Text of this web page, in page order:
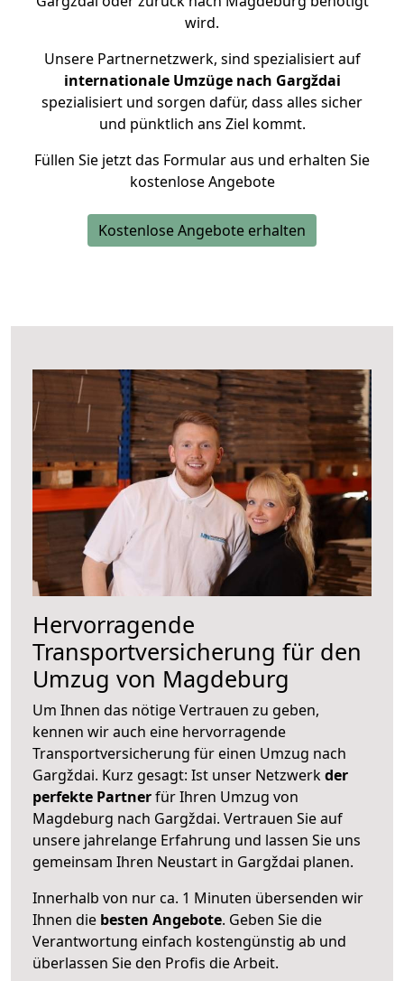
wird.
Unsere Partnernetzwerk, sind spezialisiert auf
internationale Umzüge nach Gargždai
spezialisiert und sorgen dafür, dass alles sicher
und pünktlich ans Ziel kommt.
Füllen Sie jetzt das Formular aus und erhalten Sie
kostenlose Angebote
Kostenlose Angebote erhalten
Hervorragende
Transportversicherung für den
Umzug von Magdeburg
Um Ihnen das nötige Vertrauen zu geben,
kennen wir auch eine hervorragende
Transportversicherung für einen Umzug nach
Gargždai. Kurz gesagt: Ist unser Netzwerkder
perfekte Partnerfür Ihren Umzug von
Magdeburg nach Gargždai. Vertrauen Sie auf
unsere jahrelange Erfahrung und lassen Sie uns
gemeinsam Ihren Neustart in Gargždai planen.
Innerhalb von nur ca. 1 Minuten übersenden wir
Ihnen die besten Angebote. Geben Sie die
Verantwortung einfach kostengünstig ab und
überlassen Sie den Profis die Arbeit.